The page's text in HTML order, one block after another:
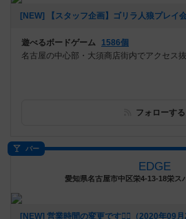
遊べるボードゲーム
1586個
名古屋の中心部・大須商店街内でアクセス
フォローする
バー
EDGE
愛知県名古屋市中区栄4-13-18栄ス
[NEW] 営業時間の変更です🙇‍♂️（2020年09月